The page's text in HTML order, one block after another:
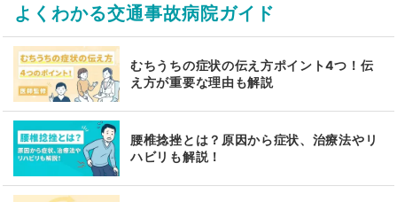
よくわかる交通事故病院ガイド
むちうちの症状の伝え方ポイント4つ！伝
え方が重要な理由も解説
腰椎捻挫とは？原因から症状、治療法やリ
ハビリも解説！